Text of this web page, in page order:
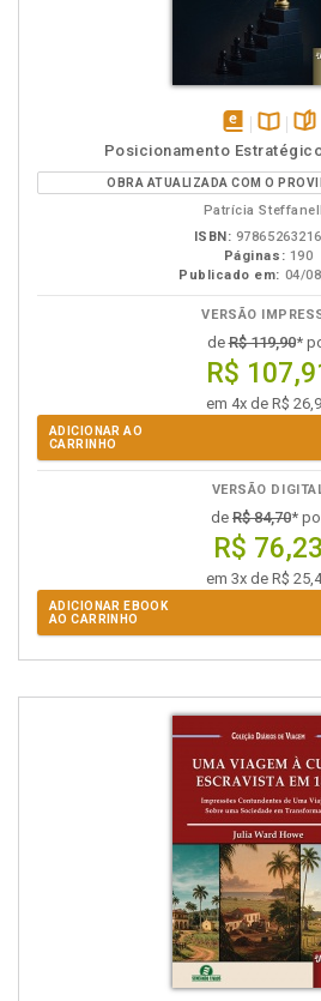
disponível
em
eBook
na
B.V.
Posicionamento
OBRA ATUALIZADA COM O
Patrícia
ISBN:
Páginas: 190
Publicado em: 04/
VERSÃO
deR$ 119,90*
R$
em 4x de R$
ADICIONAR AO
CARRINHO
VERSÃO
de R$ 84,70*
R$ 76,23
em 3x de R$
ADICIONAR EBOOK
AO CARRINHO